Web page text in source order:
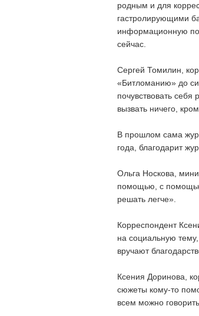
родным и для
гастролирующими
информационную
сейчас.
Сергей Томилин,
«Битломанию» до
почувствовать
вызвать ничего,
В прошлом сама
года, благодарит
Ольга Носкова,
помощью, с помощью
решать легче».
Корреспондент
на социальную
вручают
Ксения Доринова,
сюжеты кому-то
всем можно